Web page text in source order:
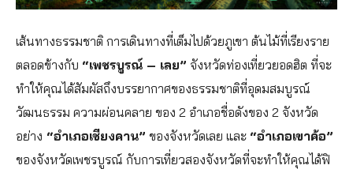
เส้นทางธรรมชาติ การเดินทางที่เต็มไปด้วยภูเขา ต้นไม้ที่เรียงราย
ตลอดข้างกับ “เพชรบูรณ์ – เลย” จังหวัดท่องเที่ยวยอดฮิต ที่จะ
ทำให้คุณได้สัมผัสถึงบรรยากาศของธรรมชาติที่อุดมสมบูรณ์
วัฒนธรรม ความผ่อนคลาย ของ 2 อำเภอชื่อดังของ 2 จังหวัด
อย่าง “อำเภอเชียงคาน” ของจังหวัดเลย และ “อำเภอเขาค้อ”
ของจังหวัดเพชรบูรณ์ กับการเที่ยวสองจังหวัดที่จะทำให้คุณได้ฟิ